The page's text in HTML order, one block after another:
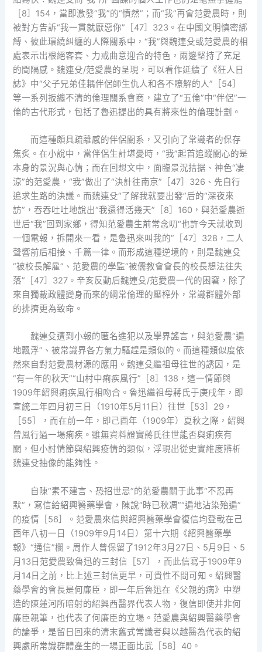
［8］154，當即激發“我”的“憤然”；而“我”再會范愛農時，則
被對方告訴“我一貫就厭惡你”［47］323。在中國文明慎密綁
縛、彼此環繞糾纏的人際關系中，“我”與魏連殳或范愛農的相
處表示出根絕客套、力戒曲意迎合的特色，兩邊堅持了充足
的間隔感。魏連殳/范愛農的呈現，可以看作延續了《狂人日
誌》中“父子兄弟佳耦伴侶師生仇人和各不瞭解的人”［54］
等一系列扳纏不清的倫理關系會商，建立了“五倫”中“伴侶”一
倫的古代形式，包括了魯迅提出的具有將來性的倫理計劃。
而這種頗具疏離感的伴侶關系，又引向了常識者的保存
焦炙。在小說中，當伴侶生計堪憂時，“我”起首追蹤關心的是
本身的景況與心情；而在回想文中，面臨景況拮据、神色“凄
涼”的范愛農，“我”做出了“決計往南京”［47］326、先自行
追求生路的決議。而魏連殳“了解我就要出發”后的“深夜來
訪”，吞吞吐吐地說出“我還得活幾天”［8］160，與范愛農逝
世后“我”回到家鄉，得知范愛農生前常念叨“也許今天就收到
一個電報，拆開來一看，是魯迅來叫我的”［47］328，二人
聲響前后相接、千篇一律。而形成這種逆境的，則是魏連殳
“被校長解雇”、范愛農的學監“被儒教會會長的校長想法往失
落”［47］327。辛亥反動后魏連殳/范愛農一代的困窘，除了
來自獨裁政體變身而來的綱常倫理的壓榨外，常識群體外部
的排擠更為致命。
魏連殳遭到小報的匿名進犯以及學界謠言，與范愛農“遍
地飄浮”、被常識界各方氣力驅趕是類似的。而這種類似度依
然來自對范愛農材源的應用。魏連殳繼祖母往世的誘因，是
“有一年的秋天”“山村中痢疾風行”［8］138，這一情節與
1909年紹興痢疾風行相吻合。魯迅繼祖母蔣氏于庚戌年，即
宣統二年四月初三日（1910年5月11日）往世［53］29，
［55］，而在前一年，即己酉年（1909年）夏秋之際，紹興
曾風行過一場痢疾。雖無資料證實蔣氏往世能否與痢疾有
關，但小討情節與紹興疫情的類似，浮現出從史實維度辨析
魏連殳抽像的能夠性。
自陳“素不建言、恐招世忌”的范愛農關于此事“不忍再
默”，寫信給紹興醫藥學會，陳說“時已秋凋”“遍地沾染殆遍”
的疫情［56］。范愛農來信與紹興醫藥學會復信均登載在己
酉年八初一日（1909年9月14日）第十六期《紹興醫藥學
報》“通信”欄。周作人曾保留了1912年3月27日、5月9日、5
月13日范愛農致魯迅的三封信［57］，而此信寫于1909年9
月14日之前，比上述三封信更早，可貴性不問可知。紹興醫
藥學會的會長是何廉臣，即一年后魯迅在《父親的病》中塑
造的陳蓮河所暗射的紹興西醫界代表人物，復信即使并非何
廉臣親筆，也代表了何廉臣的立場。范愛農與紹興醫藥學會
的論爭，是留日回來的清末舊式常識者與以越醫為代表的紹
興處所常識群體產生的一場正面比武［58］40。